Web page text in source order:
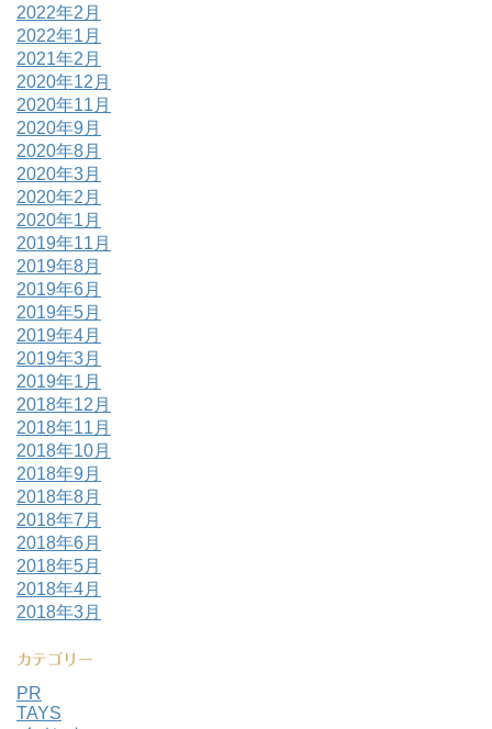
2022年2月
2022年1月
2021年2月
2020年12月
2020年11月
2020年9月
2020年8月
2020年3月
2020年2月
2020年1月
2019年11月
2019年8月
2019年6月
2019年5月
2019年4月
2019年3月
2019年1月
2018年12月
2018年11月
2018年10月
2018年9月
2018年8月
2018年7月
2018年6月
2018年5月
2018年4月
2018年3月
カテゴリー
PR
TAYS